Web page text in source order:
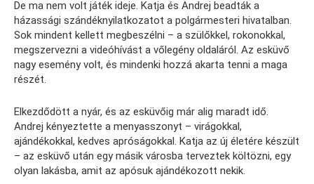
De ma nem volt játék ideje. Katja és Andrej beadták a
házassági szándéknyilatkozatot a polgármesteri hivatalban.
Sok mindent kellett megbeszélni – a szülőkkel, rokonokkal,
megszervezni a videóhívást a vőlegény oldaláról. Az esküvő
nagy esemény volt, és mindenki hozzá akarta tenni a maga
részét.
Elkezdődött a nyár, és az esküvőig már alig maradt idő.
Andrej kényeztette a menyasszonyt – virágokkal,
ajándékokkal, kedves apróságokkal. Katja az új életére készült
– az esküvő után egy másik városba terveztek költözni, egy
olyan lakásba, amit az apósuk ajándékozott nekik.